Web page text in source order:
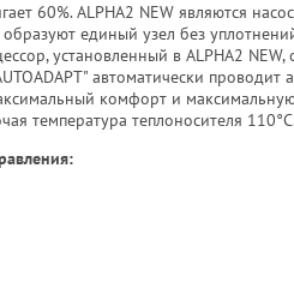
60%. ALPHA2 NEW являются
единый узел без
установленный в ALPHA2
автоматически проводит
комфорт и
температура теплоносителя